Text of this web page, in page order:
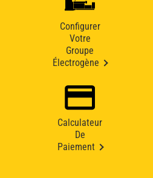
Configurer
Votre
Groupe
Électrogène
Calculateur
De
Paiement